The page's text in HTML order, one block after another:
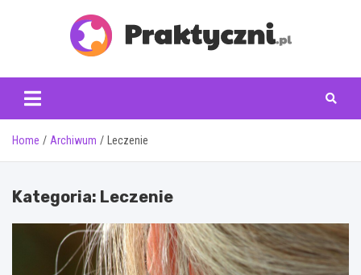
praktyczni.pl
Home Archiwum Leczenie
Kategoria: Leczenie